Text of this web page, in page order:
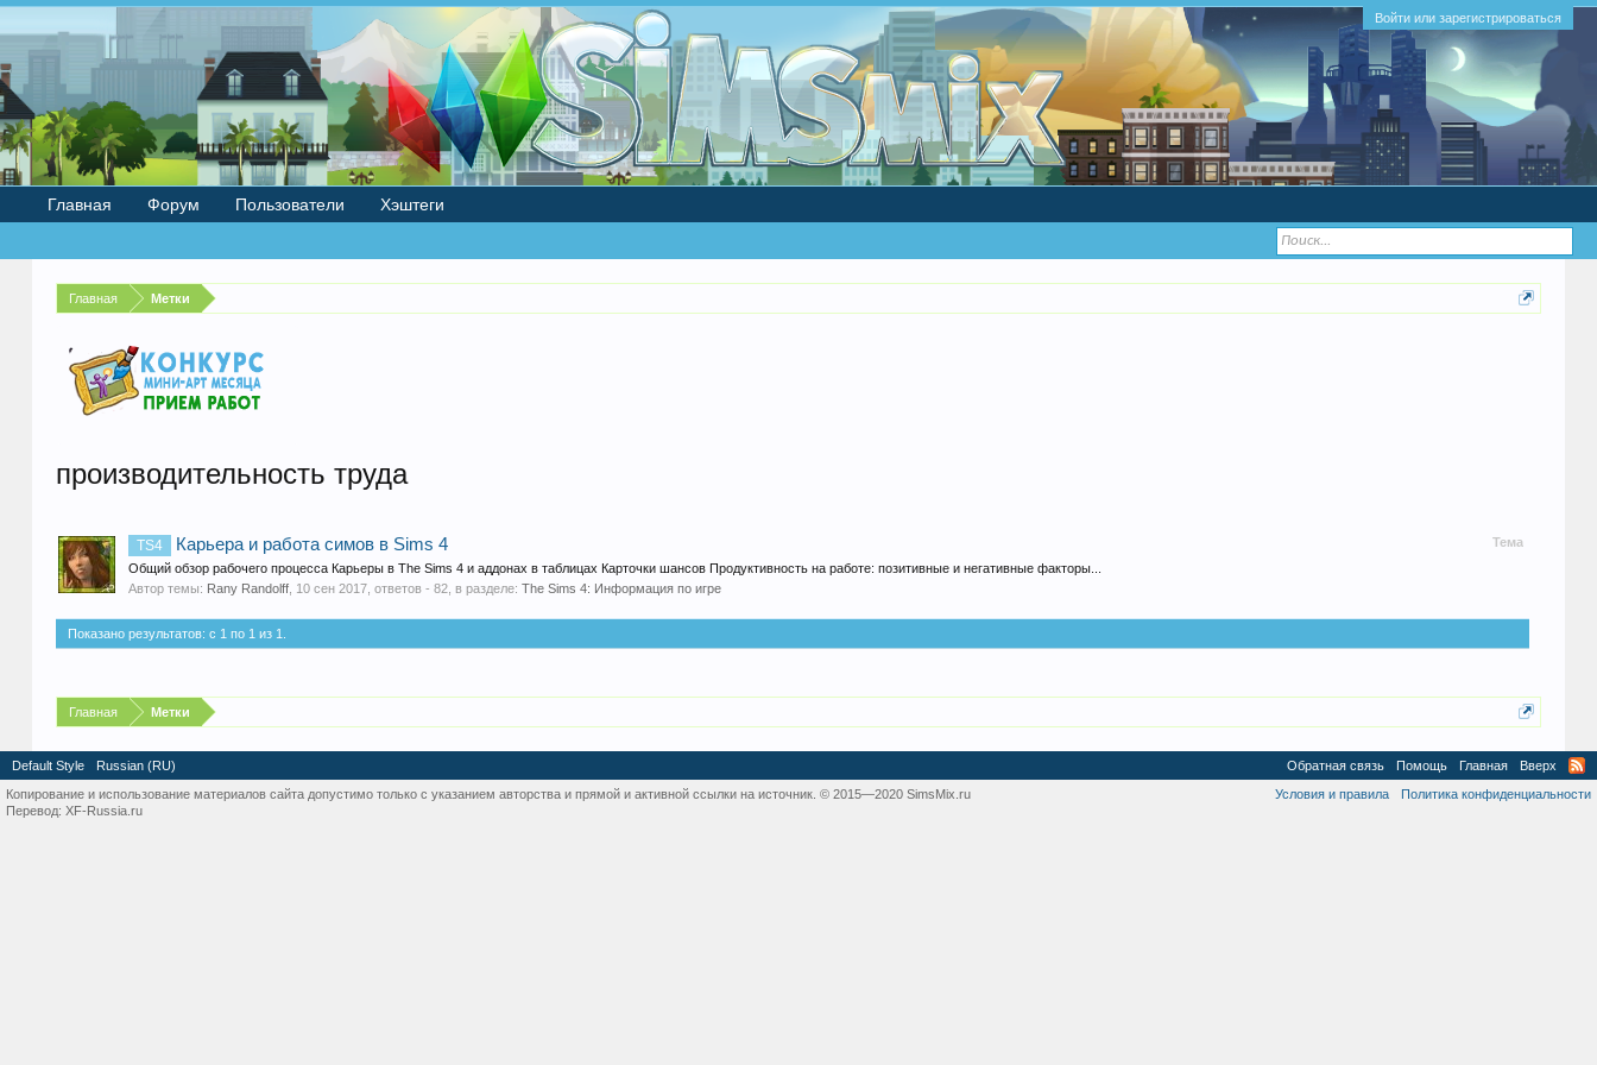
Войти или зарегистрироваться
Главная Метки
производительность труда
Тема
TS4 Карьера и работа симов в Sims 4
Общий обзор рабочего процесса Карьеры в The Sims 4 и аддонах в таблицах Карточки шансов Продуктивность на работе: позитивные и негативные факторы...
Автор темы: Rany Randolff, 10 сен 2017, ответов - 82, в разделе: The Sims 4: Информация по игре
Показано результатов: с 1 по 1 из 1.
Главная Метки
Главная Форум Пользователи Хэштеги
Default Style Russian (RU) Обратная связь Помощь Главная
Вверх
Условия и правила
Политика конфиденциальности
Копирование и использование материалов сайта допустимо только с указанием авторства и прямой и активной ссылки на источник. © 2015—2020 SimsMix.ru
Перевод: XF-Russia.ru